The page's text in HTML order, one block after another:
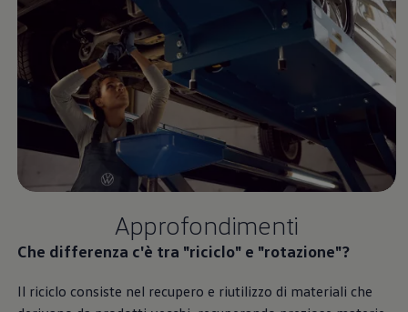
Safe inMotion e Capital Safe +
Allestimenti e personalizzazioni
Allestimenti chiavi in mano
Trasporto persone con disabilità
Listini e Dati tecnici
Veicoli in pronta consegna
Mobilità elettrica e Ibrida Plug-In
Guida sui veicoli elettrici e sulle batterie
Veicoli elettrici
Soluzioni di ricarica e autonomia
Simulatore del tempo di ricarica
Simulatore dell’autonomia
Ricarica in movimento
Accessori per la ricarica
Calcolo percorso
VW Connect
VW Connect per ID. Buzz
Approfondimenti
Che differenza c'è tra "riciclo" e "rotazione"?
Il riciclo consiste nel recupero e riutilizzo di materiali che